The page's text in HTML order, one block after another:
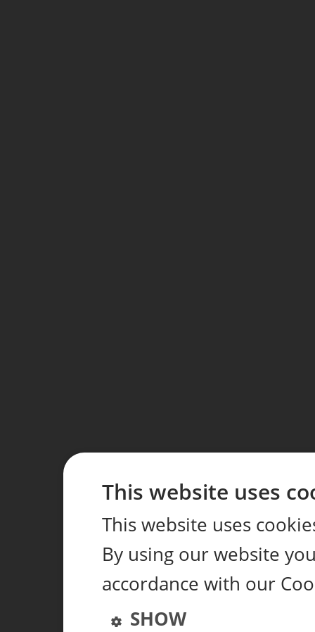
This website uses
This website uses
By using our website
accordance with our
SHOW